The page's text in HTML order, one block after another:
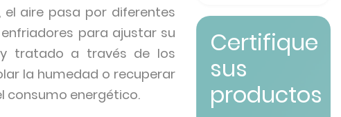
el aire pasa por diferentes
para ajustar su
y tratado a través de los
la humedad o recuperar
consumo energético.
Certifique
sus
productos